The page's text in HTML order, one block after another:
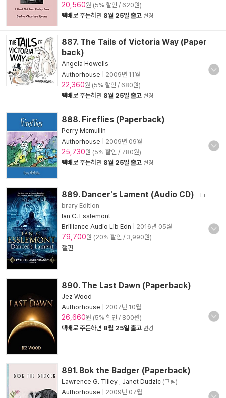
20,560원 (5% 할인 / 620원)
택배로 주문하면 8월 25일 출고 변경
887. The Tails of Victoria Way (Paper
back)
Angela Howells
Authorhouse
2009년 11월
22,360원 (5% 할인 / 680원)
택배로 주문하면 8월 25일 출고 변경
888. Fireflies (Paperback)
Perry Mcmullin
Authorhouse
2009년 09월
25,730원 (5% 할인 / 780원)
택배로 주문하면 8월 25일 출고 변경
889. Dancer's Lament (Audio CD) - Li
brary Edition
Ian C. Esslemont
Brilliance Audio Lib Edn
2016년 05월
79,700원 (20% 할인 / 3,990원)
절판
890. The Last Dawn (Paperback)
Jez Wood
Authorhouse
2007년 10월
26,660원 (5% 할인 / 800원)
택배로 주문하면 8월 25일 출고 변경
891. Bok the Badger (Paperback)
Lawrence G. Tilley Janet Dudzic (그림)
Authorhouse
2009년 07월